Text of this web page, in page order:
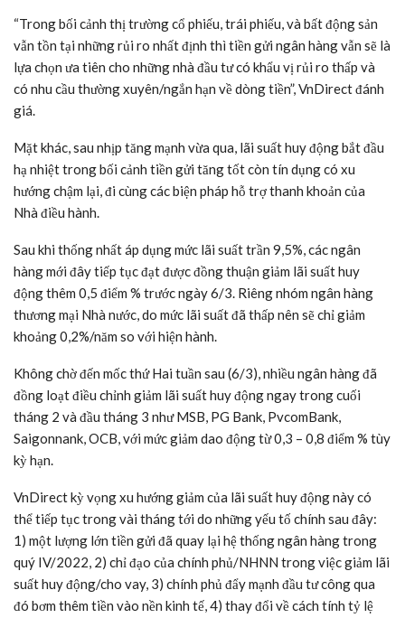
“Trong bối cảnh thị trường cổ phiếu, trái phiếu, và bất động sản
vẫn tồn tại những rủi ro nhất định thì tiền gửi ngân hàng vẫn sẽ là
lựa chọn ưa tiên cho những nhà đầu tư có khẩu vị rủi ro thấp và
có nhu cầu thường xuyên/ngắn hạn về dòng tiền”, VnDirect đánh
giá.
Mặt khác, sau nhịp tăng mạnh vừa qua, lãi suất huy động bắt đầu
hạ nhiệt trong bối cảnh tiền gửi tăng tốt còn tín dụng có xu
hướng chậm lại, đi cùng các biện pháp hỗ trợ thanh khoản của
Nhà điều hành.
Sau khi thống nhất áp dụng mức lãi suất trần 9,5%, các ngân
hàng mới đây tiếp tục đạt được đồng thuận giảm lãi suất huy
động thêm 0,5 điểm % trước ngày 6/3. Riêng nhóm ngân hàng
thương mại Nhà nước, do mức lãi suất đã thấp nên sẽ chỉ giảm
khoảng 0,2%/năm so với hiện hành.
Không chờ đến mốc thứ Hai tuần sau (6/3), nhiều ngân hàng đã
đồng loạt điều chỉnh giảm lãi suất huy động ngay trong cuối
tháng 2 và đầu tháng 3 như MSB, PG Bank, PvcomBank,
Saigonnank, OCB, với mức giảm dao động từ 0,3 – 0,8 điểm % tùy
kỳ hạn.
VnDirect kỳ vọng xu hướng giảm của lãi suất huy động này có
thể tiếp tục trong vài tháng tới do những yếu tố chính sau đây:
1) một lượng lớn tiền gửi đã quay lại hệ thống ngân hàng trong
quý IV/2022, 2) chỉ đạo của chính phủ/NHNN trong việc giảm lãi
suất huy động/cho vay, 3) chính phủ đẩy mạnh đầu tư công qua
đó bơm thêm tiền vào nền kinh tế, 4) thay đổi về cách tính tỷ lệ